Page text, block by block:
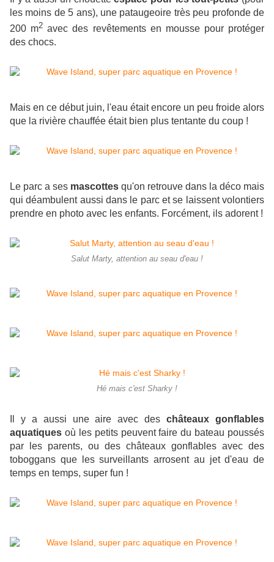
les moins de 5 ans), une pataugeoire très peu profonde de
200 m2 avec des revêtements en mousse pour protéger
des chocs.
Mais en ce début juin, l'eau était encore un peu froide alors
que la rivière chauffée était bien plus tentante du coup !
Le parc a ses mascottes qu'on retrouve dans la déco mais
qui déambulent aussi dans le parc et se laissent volontiers
prendre en photo avec les enfants. Forcément, ils adorent !
Salut Marty, attention au seau d'eau !
Hé mais c'est Sharky !
Il y a aussi une aire avec deschâteaux gonflables
aquatiques où les petits peuvent faire du bateau poussés
par les parents, ou des châteaux gonflables avec des
toboggans que les surveillants arrosent au jet d'eau de
temps en temps, super fun !